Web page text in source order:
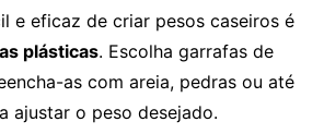
e eficaz de criar pesos caseiros é
plásticas. Escolha garrafas de
as com areia, pedras ou até
ajustar o peso desejado.